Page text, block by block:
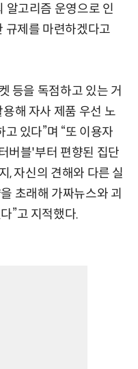
알고리즘 운영으로 인
규제를 마련하겠다고
등을 독점하고 있는 거
해 자사 제품 우선 노
있다”며 “또 이용자
버블'부터 편향된 집단
, 자신의 견해와 다른 실
초래해 가짜뉴스와 괴
”고 지적했다.